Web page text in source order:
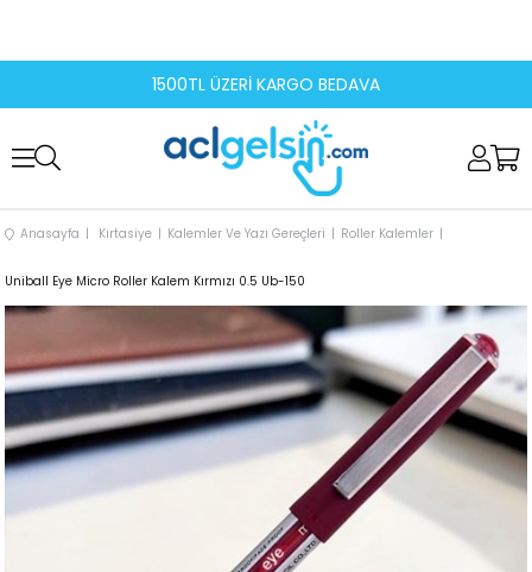
1500TL ÜZERİ KARGO BEDAVA
Anasayfa Kırtasiye Kalemler Ve Yazı Gereçleri Roller Kalemler
Uniball Eye Micro Roller Kalem Kırmızı 0.5 Ub-150